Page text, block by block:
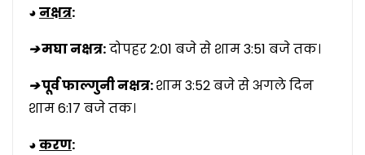
◕नक्षत्र:
➔मघा नक्षत्र:दोपहर 2:01 बजे से शाम 3:51 बजे तक।
➔पूर्व फाल्गुनी नक्षत्र:शाम 3:52 बजे से अगले दिन
शाम 6:17 बजे तक।
◕करण: